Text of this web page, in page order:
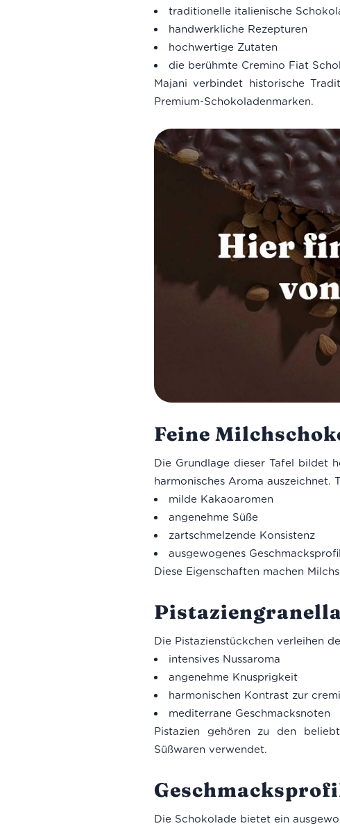
traditionelle italienische
handwerkliche Rezepturen
hochwertige Zutaten
die berühmte Cremino Fiat
Majani verbindet historische
Premium-Schokoladenmarken.
Feine
Die Grundlage dieser Tafel bildet
harmonisches Aroma auszeichnet.
milde Kakaoaromen
angenehme Süße
zartschmelzende Konsistenz
ausgewogenes Geschmacksprofil
Diese Eigenschaften machen
Die Pistazienstückchen verleihen
intensives Nussaroma
angenehme Knusprigkeit
harmonischen Kontrast zur
mediterrane Geschmacksnoten
Pistazien gehören zu den
Süßwaren verwendet.
Die Schokolade bietet ein